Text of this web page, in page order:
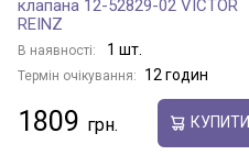
клапана 12-52829-02 VICTOR
REINZ
В наявності: 1 шт.
Термін очікування: 12 годин
1809 КУПИТИ